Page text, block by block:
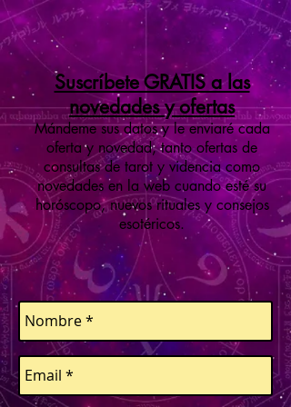
Suscríbete GRATIS a las
novedades y ofertas
Mándeme sus datos y le enviaré cada
oferta y novedad, tanto ofertas de
consultas de tarot y videncia como
novedades en la web cuando esté su
horóscopo, nuevos rituales y consejos
esotéricos.